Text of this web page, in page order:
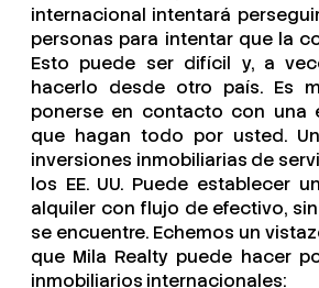
internacional intentará
personas para intentar que la
Esto puede ser difícil y, a
hacerlo desde otro país. Es
ponerse en contacto con una
que hagan todo por usted.
inversiones inmobiliarias de
los EE. UU. Puede establecer
alquiler con flujo de efectivo,
se encuentre. Echemos un
que Mila Realty puede hacer
inmobiliarios internacionales: